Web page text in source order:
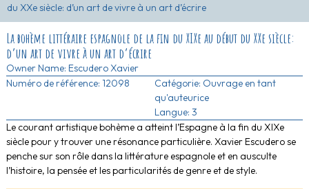
du XXe siècle: d’un art de vivre à un art d’écrire
La bohème littéraire espagnole de la fin du XIXe au début du XXe siècle:
d’un art de vivre à un art d’écrire
Owner Name: Escudero Xavier
Numéro de référence: 12098
Catégorie: Ouvrage en tant
qu'auteurice
Langue: 3
Le courant artistique bohème a atteint l’Espagne à la fin du XIXe
siècle pour y trouver une résonance particulière. Xavier Escudero se
penche sur son rôle dans la littérature espagnole et en ausculte
l’histoire, la pensée et les particularités de genre et de style.